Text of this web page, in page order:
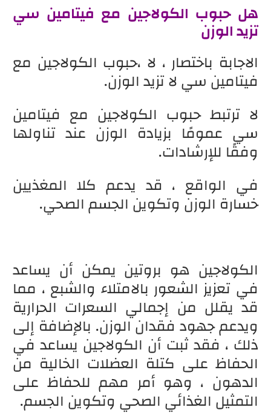
هل حبوب الكولاجين مع فيتامين سي
تزيد الوزن
الاجابة باختصار ، لا ،حبوب الكولاجين مع
فيتامين سي لا تزيد الوزن.
لا ترتبط حبوب الكولاجين مع فيتامين
سي عمومًا بزيادة الوزن عند تناولها
وفقًا للإرشادات.
في الواقع ، قد يدعم كلا المغذيين
خسارة الوزن وتكوين الجسم الصحي.
الكولاجين هو بروتين يمكن أن يساعد
في تعزيز الشعور بالامتلاء والشبع ، مما
قد يقلل من إجمالي السعرات الحرارية
ويدعم جهود فقدان الوزن. بالإضافة إلى
ذلك ، فقد ثبت أن الكولاجين يساعد في
الحفاظ على كتلة العضلات الخالية من
الدهون ، وهو أمر مهم للحفاظ على
التمثيل الغذائي الصحي وتكوين الجسم.